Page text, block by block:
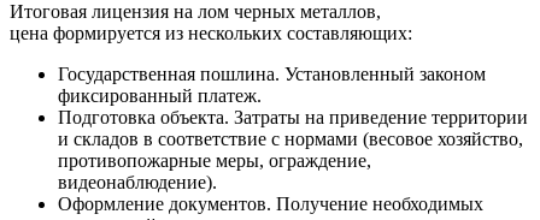
Итоговая лицензия на лом черных металлов,
цена формируется из нескольких составляющих:
Государственная пошлина. Установленный законом
фиксированный платеж.
Подготовка объекта. Затраты на приведение территории
и складов в соответствие с нормами (весовое хозяйство,
противопожарные меры, ограждение,
видеонаблюдение).
Оформление документов. Получение необходимых